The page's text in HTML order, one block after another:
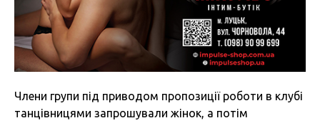
Члени групи під приводом пропозиції роботи в клубі
танцівницями запрошували жінок, а потім